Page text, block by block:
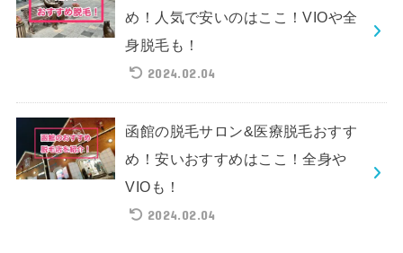
め！人気で安いのはここ！VIOや全
身脱毛も！
2024.02.04
函館の脱毛サロン&医療脱毛おすす
め！安いおすすめはここ！全身や
VIOも！
2024.02.04